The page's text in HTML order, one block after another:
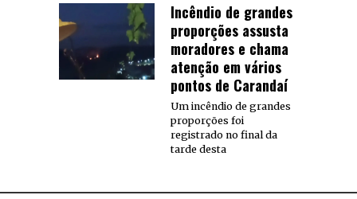
Incêndio de grandes
proporções assusta
moradores e chama
atenção em vários
pontos de Carandaí
Um incêndio de grandes
proporções foi
registrado no final da
tarde desta